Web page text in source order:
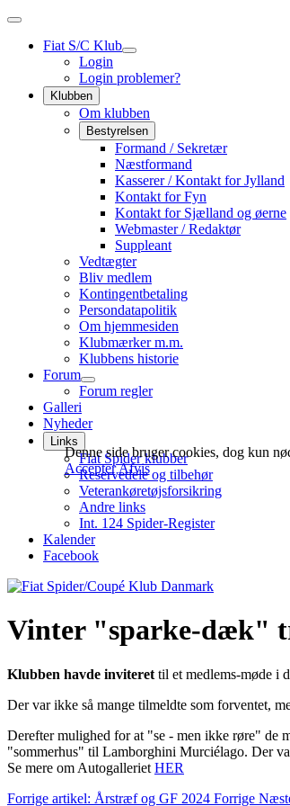
Fiat S/C Klub
Login
Login problemer?
Klubben
Om klubben
Bestyrelsen
Formand / Sekretær
Næstformand
Kasserer / Kontakt for Jylland
Kontakt for Fyn
Kontakt for Sjælland og øerne
Webmaster / Redaktør
Suppleant
Vedtægter
Bliv medlem
Kontingentbetaling
Persondatapolitik
Om hjemmesiden
Klubmærker m.m.
Klubbens historie
Forum
Forum regler
Galleri
Nyheder
Links
Fiat Spider klubber
Reservedele og tilbehør
Veterankøretøjsforsikring
Andre links
Int. 124 Spider-Register
Kalender
Facebook
Vinter "sparke-dæk"
Klubben havde inviteret til et medlems-møde i
Der var ikke så mange tilmeldte som forventet,
Derefter mulighed for at "se - men ikke røre" de
"sommerhus" til Lamborghini Murciélago. Der
Se mere om Autogalleriet HER
Forrige artikel: Årstræf og GF 2024 Forrige
Denne side bruger cookies, dog kun
AccepterAfvis